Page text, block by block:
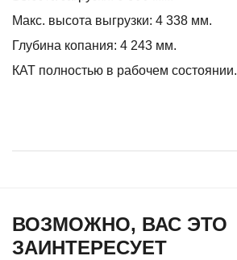
Макс. высота выгрузки: 4 338 мм.
Глубина копания: 4 243 мм.
КАТ полностью в рабочем состоянии.
ВОЗМОЖНО, ВАС ЭТО
ЗАИНТЕРЕСУЕТ